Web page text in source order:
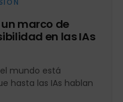
marco de
en las IAs
mundo está
hasta las IAs hablan